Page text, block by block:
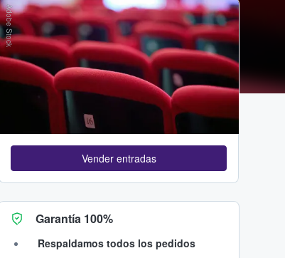
Adobe Stock
Vender entradas
Garantía 100%
Respaldamos todos los pedidos